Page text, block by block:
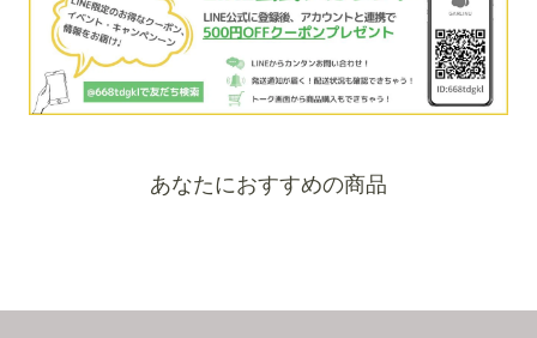
あなたにおすすめの商品